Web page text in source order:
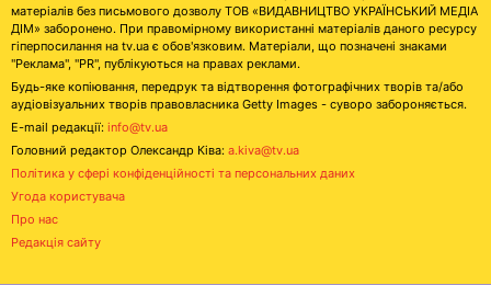
матеріалів без письмового дозволу ТОВ «ВИДАВНИЦТВО УКРАЇНСЬКИЙ МЕДІА
ДІМ» заборонено. При правомірному використанні матеріалів даного ресурсу
гіперпосилання на tv.ua є обов'язковим. Матеріали, що позначені знаками
"Реклама", "PR", публікуються на правах реклами.
Будь-яке копіювання, передрук та відтворення фотографічних творів та/або
аудіовізуальних творів правовласника Getty Images - суворо забороняється.
E-mail редакції: info@tv.ua
Головний редактор Олександр Ківа: a.kiva@tv.ua
Політика у сфері конфіденційності та персональних даних
Угода користувача
Про нас
Редакція сайту